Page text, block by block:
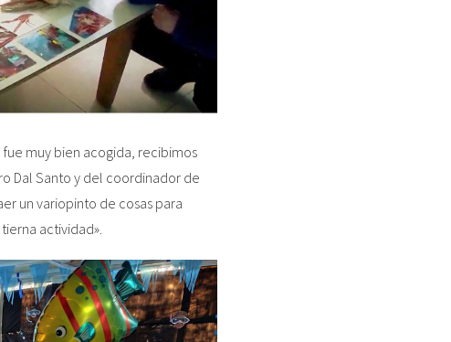
fue muy bien acogida, recibimos
Dal Santo y del coordinador de
un variopinto de cosas para
actividad».